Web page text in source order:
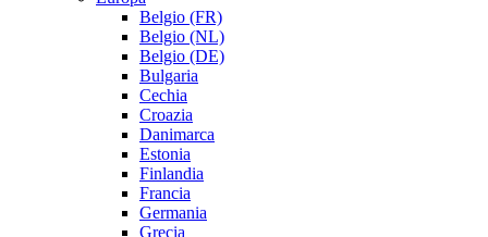
Belgio (FR)
Belgio (NL)
Belgio (DE)
Bulgaria
Cechia
Croazia
Danimarca
Estonia
Finlandia
Francia
Germania
Grecia